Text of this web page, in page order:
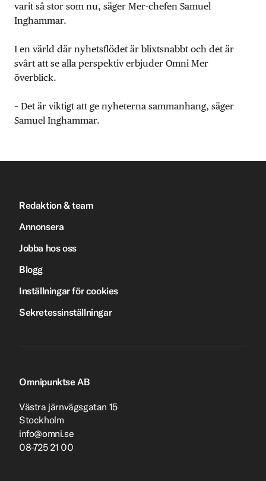
varit så stor som nu, säger Mer-chefen Samuel
Inghammar.
I en värld där nyhetsflödet är blixtsnabbt och det är
svårt att se alla perspektiv erbjuder Omni Mer
överblick.
– Det är viktigt att ge nyheterna sammanhang, säger
Samuel Inghammar.
Redaktion & team
Annonsera
Jobba hos oss
Blogg
Inställningar för cookies
Sekretessinställningar
Omnipunktse AB
Västra järnvägsgatan 15
Stockholm
info@omni.se
08-725 21 00